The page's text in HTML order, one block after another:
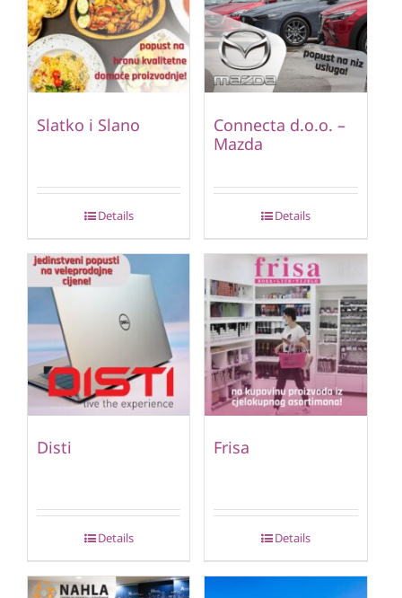
Slatko i Slano
Details
Connecta d.o.o. –
Mazda
Details
Disti
Details
Frisa
Details